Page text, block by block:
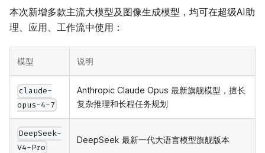
本次新增多款主流大模型及图像生成模型，均可在超级AI助
理、应用、工作流中使用：
模型 说明
claude-
opus-4-7
Anthropic Claude Opus 最新旗舰模型，擅长
复杂推理和长程任务规划
DeepSeek-
V4-Pro
DeepSeek 最新一代大语言模型旗舰版本